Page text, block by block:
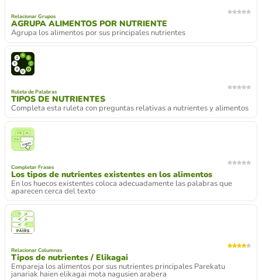
Relacionar Grupos
AGRUPA ALIMENTOS POR NUTRIENTE
Agrupa los alimentos por sus principales nutrientes
Ruleta de Palabras
TIPOS DE NUTRIENTES
Completa esta ruleta con preguntas relativas a nutrientes y alimentos
Completar Frases
Los tipos de nutrientes existentes en los alimentos
En los huecos existentes coloca adecuadamente las palabras que
aparecen cerca del texto
Relacionar Columnas
Tipos de nutrientes / Elikagai
Empareja los alimentos por sus nutrientes principales Parekatu
janariak haien elikagai mota nagusien arabera